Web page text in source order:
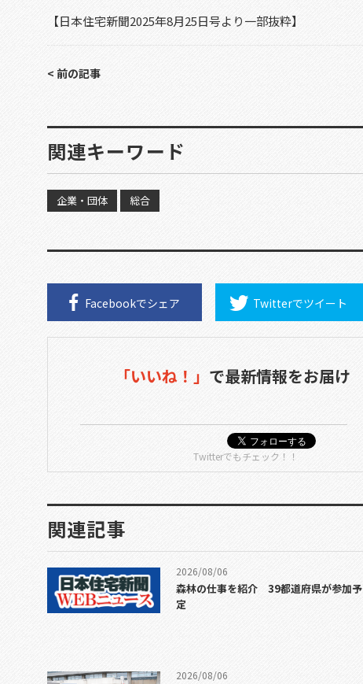
【日本住宅新聞2025年8月25日号より一部抜粋】
< 前の記事
関連キーワード
企業・団体 総合
Facebookでシェア Twitterでツイート
「いいね！」 で最新情報をお届け
Twitterでもチェック！！
関連記事
2026/08/06
森林の仕事を紹介 39都道府県が参加予
定
2026/08/06